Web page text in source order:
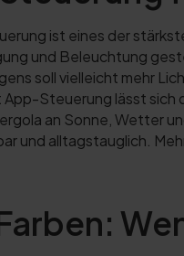
ist eines der
und Beleuchtung
soll vielleicht mehr
Steuerung lässt sich
an Sonne, Wetter
und alltagstauglich.